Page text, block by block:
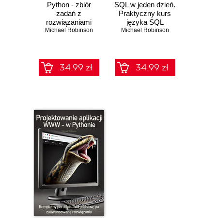
Python - zbiór
zadań z
rozwiązaniami
Michael Robinson
34.99 zł
SQL w jeden dzień.
Praktyczny kurs
języka SQL
Michael Robinson
34.99 zł